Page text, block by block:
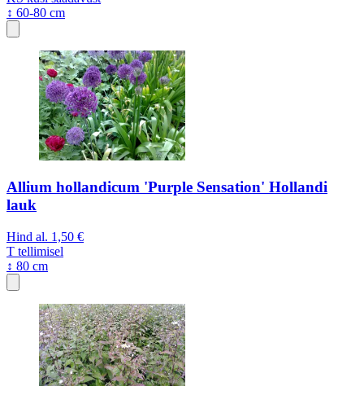
↕ 60-80 cm
Allium hollandicum 'Purple Sensation' Hollandi
lauk
Hind al. 1,50 €
T tellimisel
↕ 80 cm